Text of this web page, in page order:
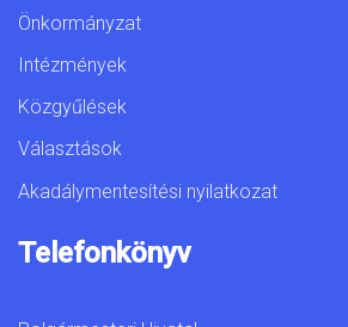
Önkormányzat
Intézmények
Közgyűlések
Választások
Akadálymentesítési nyilatkozat
Telefonkönyv